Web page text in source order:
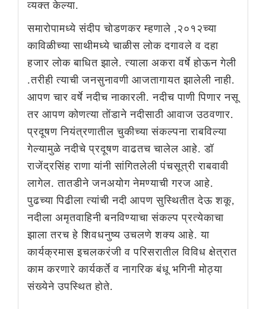
व्यक्त केल्या.
समारोपामध्ये संदीप चोडणकर म्हणाले ,२०१२च्या
काविळीच्या साथीमध्ये चाळीस लोक दगावले व दहा
हजार लोक बाधित झाले. त्याला अकरा वर्षे होऊन गेली
.तरीही त्याची जनसुनावणी आजतागायत झालेली नाही.
आपण चार वर्षे नदीच नाकारली. नदीच पाणी पिणार नसू
तर आपण कोणत्या तोंडाने नदीसाठी आवाज उठवणार.
प्रदूषण नियंत्रणातील चुकीच्या संकल्पना राबविल्या
गेल्यामुळे नदीचे प्रदूषण वाढतच चालेल आहे. डॉ
राजेंद्रसिंह राणा यांनी सांगितलेली पंचसूत्री राबवावी
लागेल. तातडीने जनअयोग नेमण्याची गरज आहे.
पुढच्या पिढीला त्यांची नदी आपण सुस्थितीत देऊ शकू,
नदीला अमृतवाहिनी बनविण्याचा संकल्प प्रत्येकाचा
झाला तरच हे शिवधनुष्य उचलणे शक्य आहे. या
कार्यक्रमास इचलकरंजी व परिसरातील विविध क्षेत्रात
काम करणारे कार्यकर्ते व नागरिक बंधू भगिनी मोठ्या
संख्येने उपस्थित होते.